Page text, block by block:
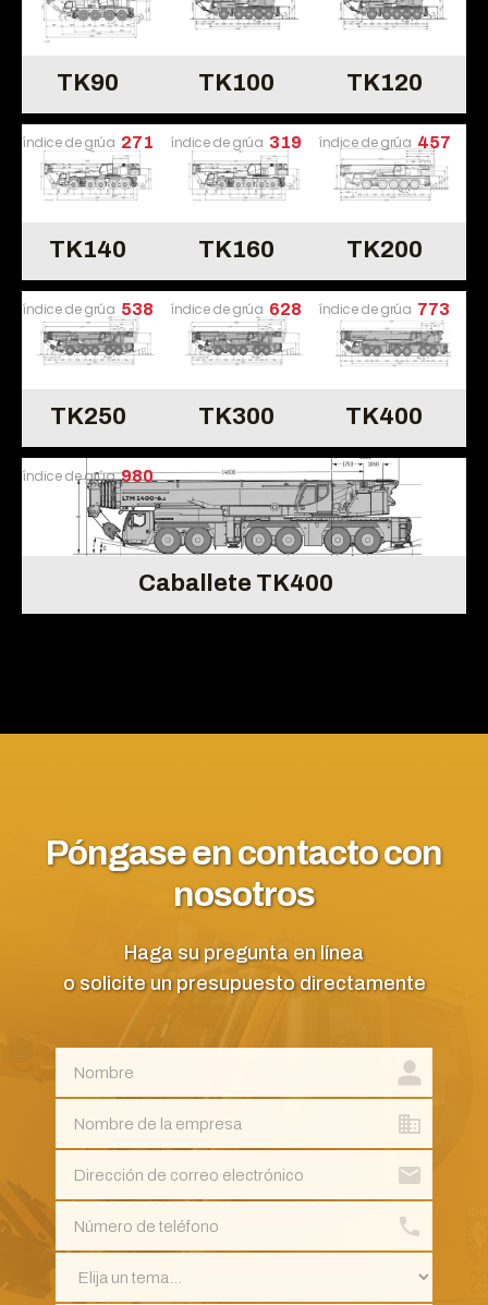
TK90 TK100 TK120
índice de grúa 271
TK140
índice de grúa 319
TK160
índice de grúa 457
TK200
índice de grúa 538
TK250
índice de grúa 628
TK300
índice de grúa 773
TK400
índice de grúa 980
Caballete TK400
Póngase en contacto con
nosotros
Haga su pregunta en línea
o solicite un presupuesto directamente